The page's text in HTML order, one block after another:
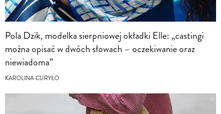
Pola Dzik, modelka sierpniowej okładki Elle: „castingi
można opisać w dwóch słowach – oczekiwanie oraz
niewiadoma”
KAROLINA CURYŁO